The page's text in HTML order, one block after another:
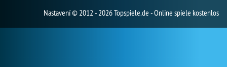
Nastavení© 2012 - 2026 Topspiele.de - Online spiele kostenlos